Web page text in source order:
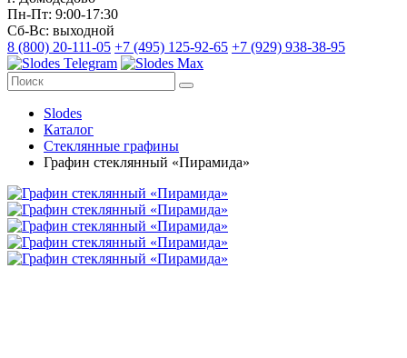
Пн-Пт: 9:00-17:30
Сб-Вс: выходной
8 (800) 20-111-05 +7 (495) 125-92-65 +7 (929) 938-38-95
Slodes
Каталог
Стеклянные графины
Графин стеклянный «Пирамида»